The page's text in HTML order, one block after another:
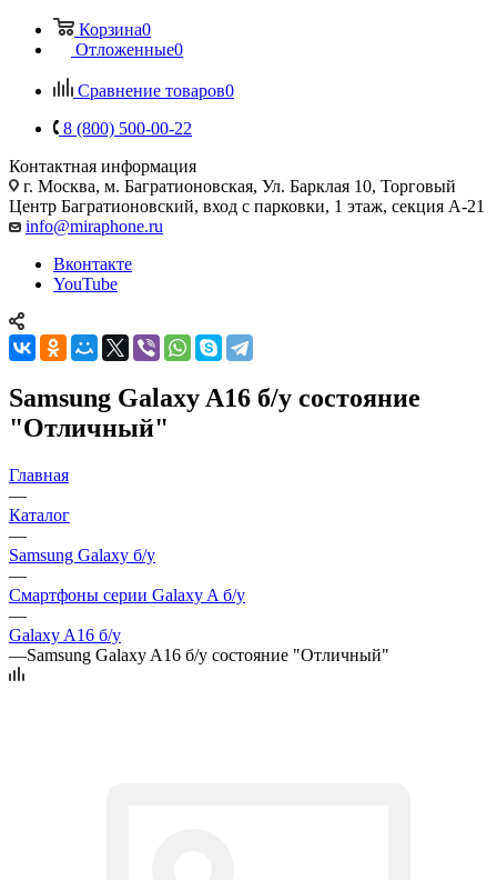
Корзина0
Отложенные0
Сравнение товаров0
8 (800) 500-00-22
Контактная информация
г. Москва, м. Багратионовская, Ул. Барклая 10, Торговый
Центр Багратионовский, вход с парковки, 1 этаж, секция А-21
info@miraphone.ru
Вконтакте
YouTube
Samsung Galaxy A16 б/у состояние
"Отличный"
Главная
—
Каталог
—
Samsung Galaxy б/у
—
Смартфоны серии Galaxy A б/у
—
Galaxy A16 б/у
—Samsung Galaxy A16 б/у состояние "Отличный"